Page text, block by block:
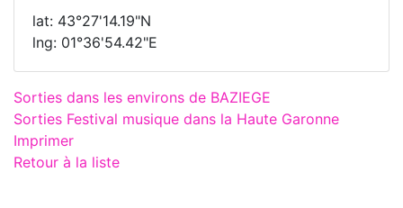
lat: 43°27'14.19"N
lng: 01°36'54.42"E
Sorties dans les environs de BAZIEGE
Sorties Festival musique dans la Haute Garonne
Imprimer
Retour à la liste